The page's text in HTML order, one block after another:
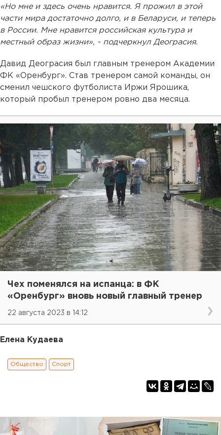
«Но мне и здесь очень нравится. Я прожил в этой
части мира достаточно долго, и в Беларуси, и теперь
в России. Мне нравится российская культура и
местный образ жизни», - подчеркнул Деограсия.
Давид Деограсия был главным тренером Академии
ФК «Оренбург». Став тренером самой команды, он
сменил чешского футболиста Иржи Ярошика,
который пробыл тренером ровно два месяца.
Чех поменялся на испанца: в ФК
«Оренбург» вновь новый главный тренер
22 августа 2023 в 14:12
Елена Кудаева
Общество Спорт